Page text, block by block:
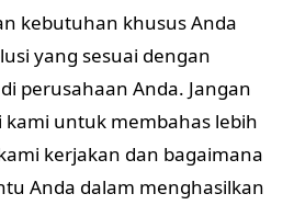
kebutuhan khusus Anda
yang sesuai dengan
perusahaan Anda. Jangan
untuk membahas lebih
kerjakan dan bagaimana
Anda dalam menghasilkan